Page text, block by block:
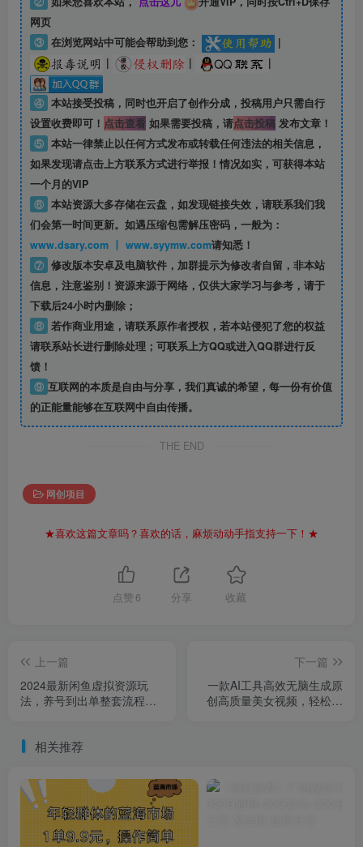
网页
③ 在浏览网站中可能会帮助到您：
|
|
| |
④ 本站接受投稿，同时也开启了创作分成，投稿用户只需自行
设置收费即可！ 点击查看如果需要投稿，请点击投稿发布文章！
⑤ 本站一律禁止以任何方式发布或转载任何违法的相关信息，
如果发现请点击上方联系方式进行举报！情况如实，可获得本站
一个月的VIP
⑥ 本站资源大多存储在云盘，如发现链接失效，请联系我们我
们会第一时间更新。如遇压缩包需解压密码，一般为：
www.dsary.com 丨 www.syymw.com请知悉！
⑦ 修改版本安卓及电脑软件，加群提示为修改者自留， 非本站
信息，注意鉴别！资源来源于网络，仅供大家学习与参考，请于
下载后24小时内删除；
⑧ 若作商业用途，请联系原作者授权，若本站侵犯了您的权益
请联系站长进行删除处理；可联系上方QQ或进入QQ群进行反
馈！
⑨ 互联网的本质是自由与分享，我们真诚的希望，每一份有价值
的正能量能够在互联网中自由传播。
THE END
网创项目
★喜欢这篇文章吗？喜欢的话，麻烦动动手指支持一下！★
点赞 6 分享 收藏
上一篇
2024最新闲鱼虚拟资源玩
法，养号到出单整套流程，
下一篇
一款AI工具高效无脑生成原
创高质量美女视频，轻松上
相关推荐